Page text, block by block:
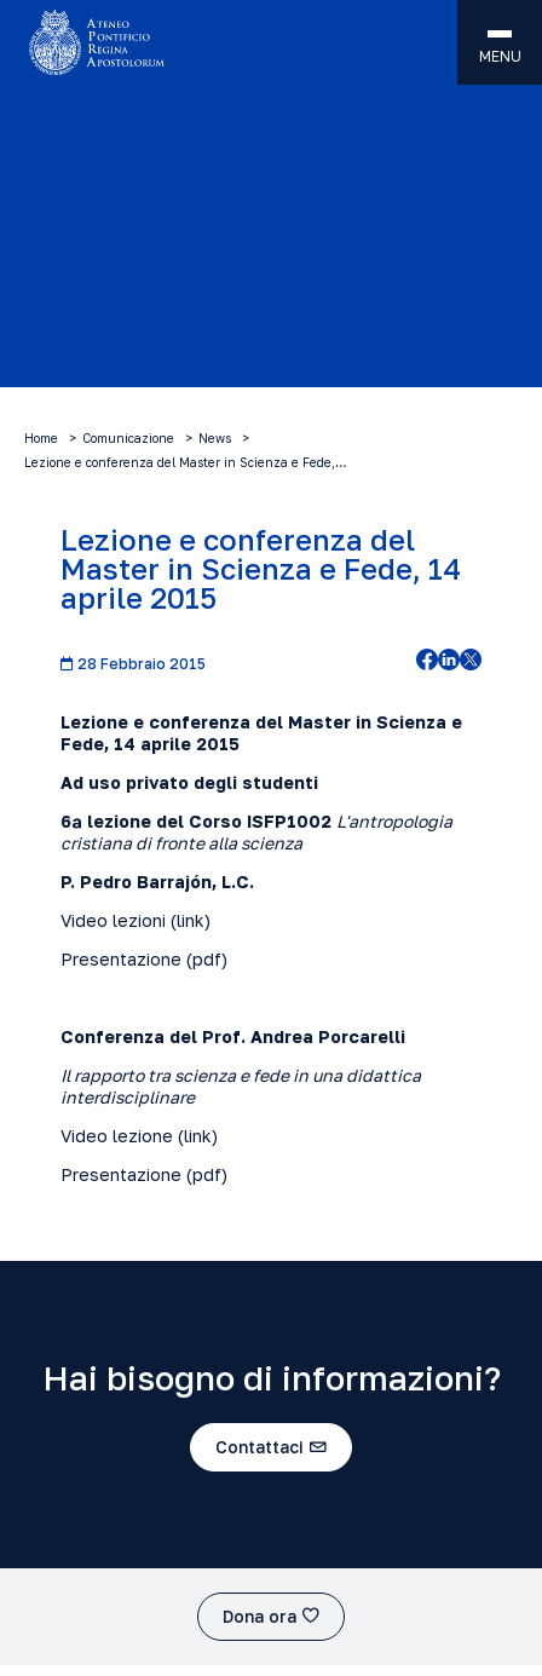
MENU
Home Comunicazione
News
Lezione e conferenza del Master in Scienza e Fede,…
Lezione e conferenza del
Master in Scienza e Fede, 14
aprile 2015
28 Febbraio 2015
Lezione e conferenza del Master in Scienza e
Fede, 14 aprile 2015
Ad uso privato degli studenti
6ª lezione del Corso ISFP1002 L'antropologia
cristiana di fronte alla scienza
P. Pedro Barrajón, L.C.
Video lezioni (link)
Presentazione (pdf)
Conferenza del Prof. Andrea Porcarelli
Il rapporto tra scienza e fede in una didattica
interdisciplinare
Video lezione (link)
Presentazione (pdf)
Hai bisogno di informazioni?
Contattaci
Dona ora